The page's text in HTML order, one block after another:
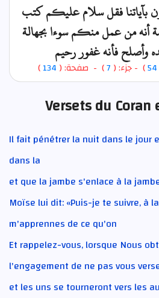
بآياتنا فقل سلام عليكم كتب
أنه من عمل منكم سوءا بجهالة
وأصلح فأنه غفور رحيم
54
) - جزء: ( 7) - صفحة: ( 134
)
Versets du
Il fait pénétrer la nuit dans le jour
dans la
et que la jambe s'enlace à la
Moïse lui dit: «Puis-je te suivre, à
m'apprennes de ce qu'on
Et rappelez-vous, lorsque Nous
l'engagement de ne pas vous
et les uns se tourneront vers les